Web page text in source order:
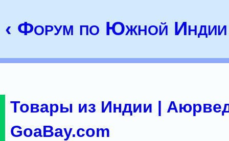
‹ Форум по Южной
Товары из Индии |
GoaBay.com